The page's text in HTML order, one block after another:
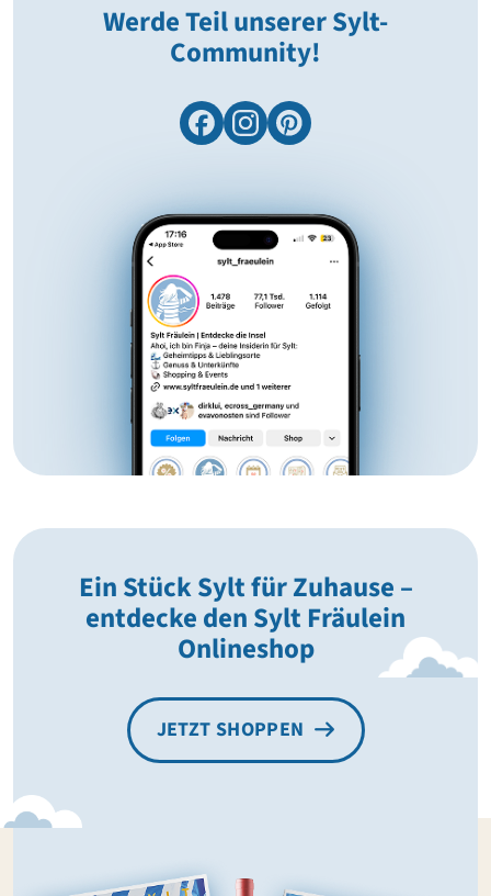
Werde Teil unserer Sylt-
Community!
Ein Stück Sylt für Zuhause –
entdecke den Sylt Fräulein
Onlineshop
JETZT SHOPPEN